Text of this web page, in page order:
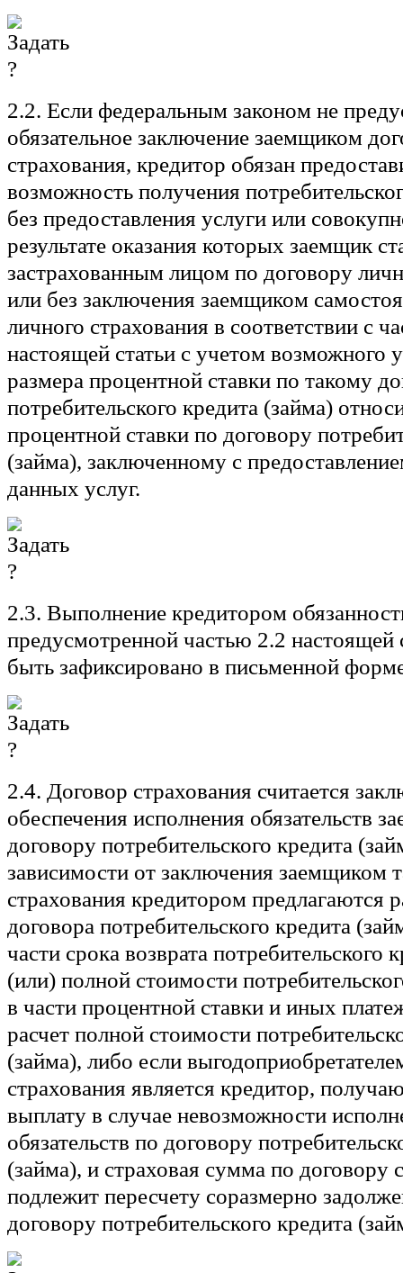
2.2. Если федеральным законом не
обязательное заключение заемщиком
страхования, кредитор обязан
возможность получения
без предоставления услуги или
результате оказания которых заемщик
застрахованным лицом по договору
или без заключения заемщиком
личного страхования в соответствии с
настоящей статьи с учетом возможного
размера процентной ставки по такому
потребительского кредита (займа)
процентной ставки по договору
(займа), заключенному с
данных услуг.
2.3. Выполнение кредитором
предусмотренной частью 2.2 настоящей
быть зафиксировано в письменной
2.4. Договор страхования считается
обеспечения исполнения обязательств
договору потребительского кредита
зависимости от заключения заемщиком
страхования кредитором предлагаются
договора потребительского кредита
части срока возврата потребительского
(или) полной стоимости
в части процентной ставки и иных
расчет полной стоимости
(займа), либо если
страхования является кредитор,
выплату в случае невозможности
обязательств по договору
(займа), и страховая сумма по договору
подлежит пересчету соразмерно
договору потребительского кредита